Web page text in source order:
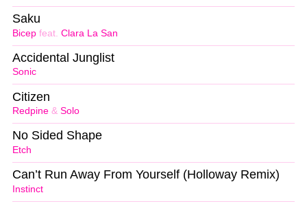
Bicep feat. Clara La San
Saku
Sonic
Accidental Junglist
Redpine & Solo
Citizen
Etch
No Sided Shape
Instinct
Can’t Run Away From Yourself (Holloway Remix)